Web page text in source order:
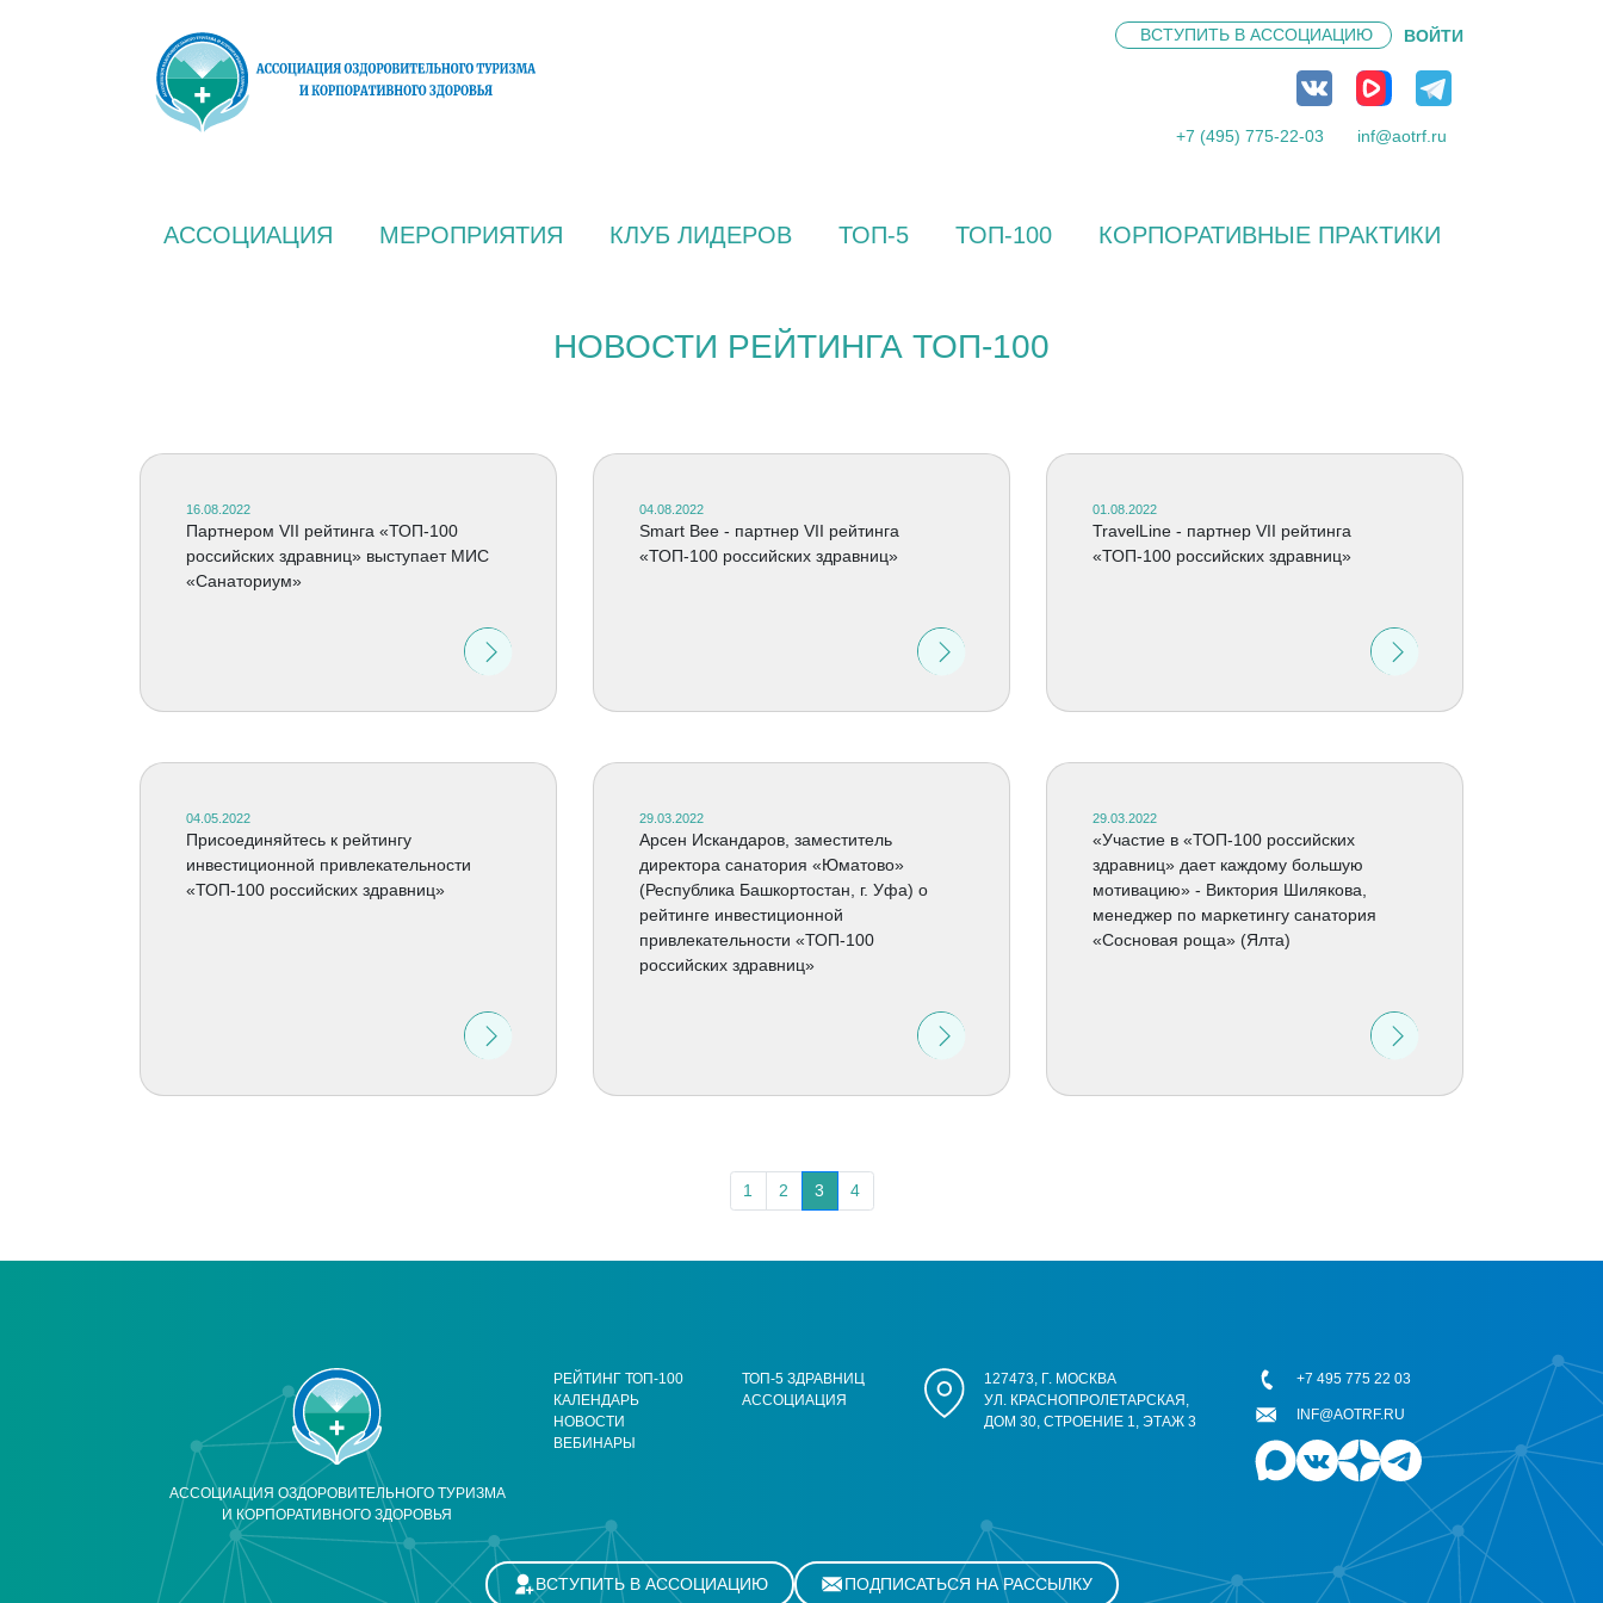
ВСТУПИТЬ В АССОЦИАЦИЮ ВОЙТИ
+7 (495) 775-22-03 inf@aotrf.ru
АССОЦИАЦИЯ МЕРОПРИЯТИЯ КЛУБ ЛИДЕРОВ ТОП-5 ТОП-100 КОРПОРАТИВНЫЕ ПРАКТИКИ
НОВОСТИ РЕЙТИНГА ТОП-100
16.08.2022
Партнером VII рейтинга «ТОП-100
российских здравниц» выступает МИС
«Санаториум»
04.08.2022
Smart Bee - партнер VII рейтинга
«ТОП-100 российских здравниц»
01.08.2022
TravelLine - партнер VII рейтинга
«ТОП-100 российских здравниц»
04.05.2022
Присоединяйтесь к рейтингу
инвестиционной привлекательности
«ТОП-100 российских здравниц»
29.03.2022
Арсен Искандаров, заместитель
директора санатория «Юматово»
(Республика Башкортостан, г. Уфа) о
рейтинге инвестиционной
привлекательности «ТОП-100
российских здравниц»
29.03.2022
«Участие в «ТОП-100 российских
здравниц» дает каждому большую
мотивацию» - Виктория Шилякова,
менеджер по маркетингу санатория
«Сосновая роща» (Ялта)
1 2 3 4
АССОЦИАЦИЯ ОЗДОРОВИТЕЛЬНОГО ТУРИЗМА
И КОРПОРАТИВНОГО ЗДОРОВЬЯ
РЕЙТИНГ ТОП-100
КАЛЕНДАРЬ
НОВОСТИ
ВЕБИНАРЫ
ТОП-5 ЗДРАВНИЦ
АССОЦИАЦИЯ
127473, Г. МОСКВА
УЛ. КРАСНОПРОЛЕТАРСКАЯ,
ДОМ 30, СТРОЕНИЕ 1, ЭТАЖ 3
+7 495 775 22 03
INF@AOTRF.RU
ВСТУПИТЬ В АССОЦИАЦИЮ ПОДПИСАТЬСЯ НА РАССЫЛКУ